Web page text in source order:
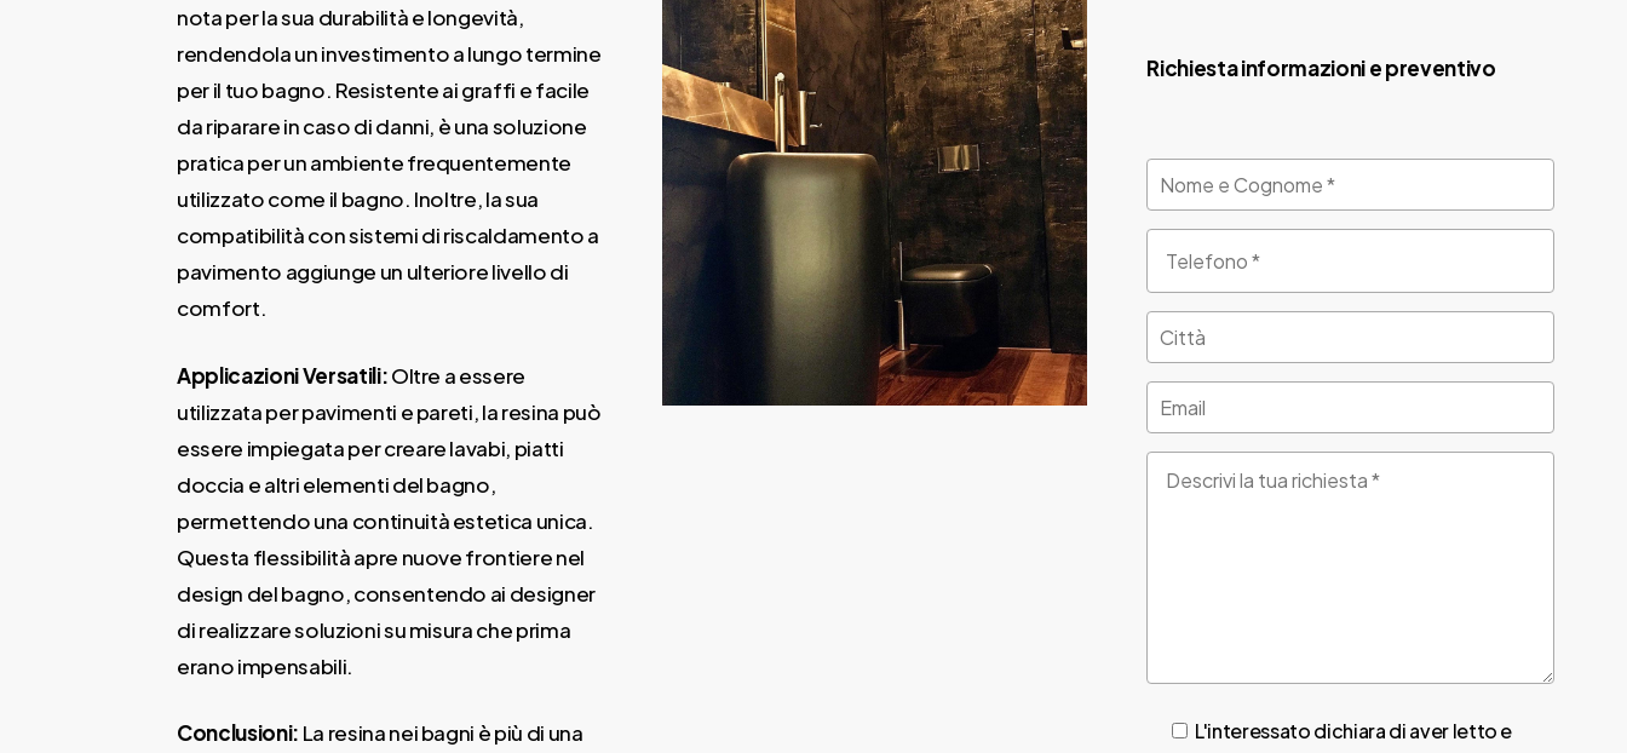
nota per la sua durabilità e longevità,
rendendola un investimento a lungo termine
per il tuo bagno. Resistente ai graffi e facile
da riparare in caso di danni, è una soluzione
pratica per un ambiente frequentemente
utilizzato come il bagno. Inoltre, la sua
compatibilità con sistemi di riscaldamento a
pavimento aggiunge un ulteriore livello di
comfort.
Applicazioni Versatili:Oltre a essere
utilizzata per pavimenti e pareti, la resina può
essere impiegata per creare lavabi, piatti
doccia e altri elementi del bagno,
permettendo una continuità estetica unica.
Questa flessibilità apre nuove frontiere nel
design del bagno, consentendo ai designer
di realizzare soluzioni su misura che prima
erano impensabili.
Conclusioni: La resina nei bagni è più di una
Richiesta informazioni e preventivo
L'interessato dichiara di aver letto e